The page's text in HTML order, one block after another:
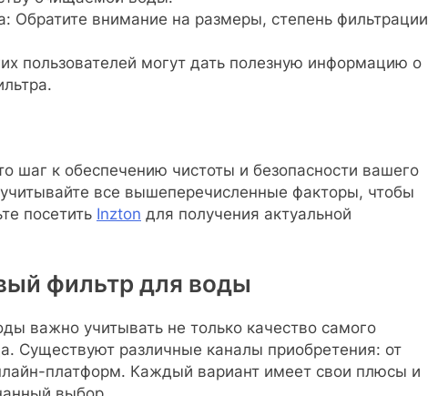
Обратите внимание на размеры, степень фильтрации
пользователей могут дать полезную информацию о
шаг к обеспечению чистоты и безопасности вашего
все вышеперечисленные факторы, чтобы
посетить Inzton для получения актуальной
фильтр для воды
важно учитывать не только качество самого
Существуют различные каналы приобретения: от
платформ. Каждый вариант имеет свои плюсы и